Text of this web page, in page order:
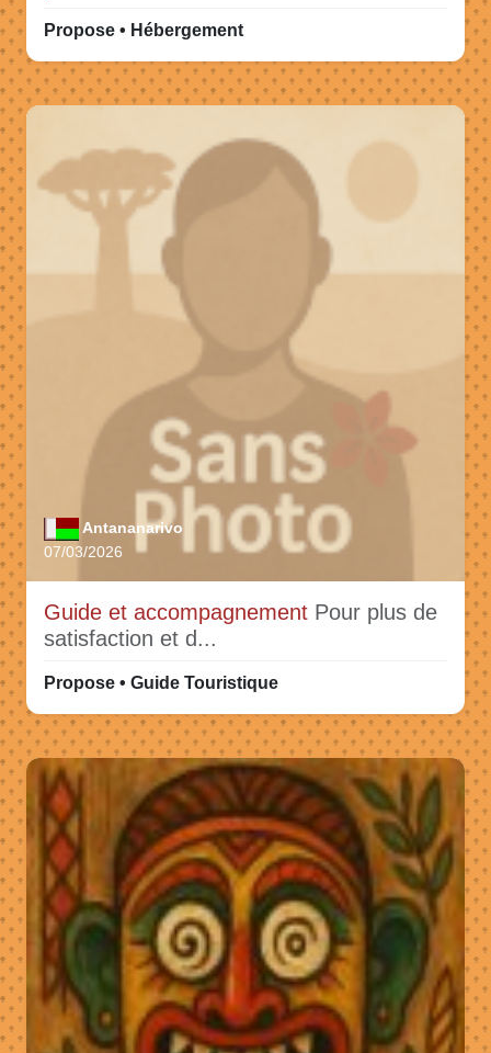
Propose • Hébergement
Antananarivo
07/03/2026
Guide et accompagnement Pour plus de
satisfaction et d...
Propose • Guide Touristique